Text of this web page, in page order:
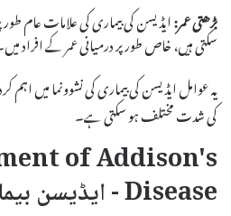
بڑھتی عمر:ایڈیسن کی بیماری کی علامات عام
سکتی ہیں، خاص طور پر درمیانی عمر کے افراد
یہ عوامل ایڈیسن کی بیماری کی نشوونما میں اہم
کی شدت مختلف ہو سکتی ہے۔
of Addison's
Disease - ایڈیسن بیماری کا علاج